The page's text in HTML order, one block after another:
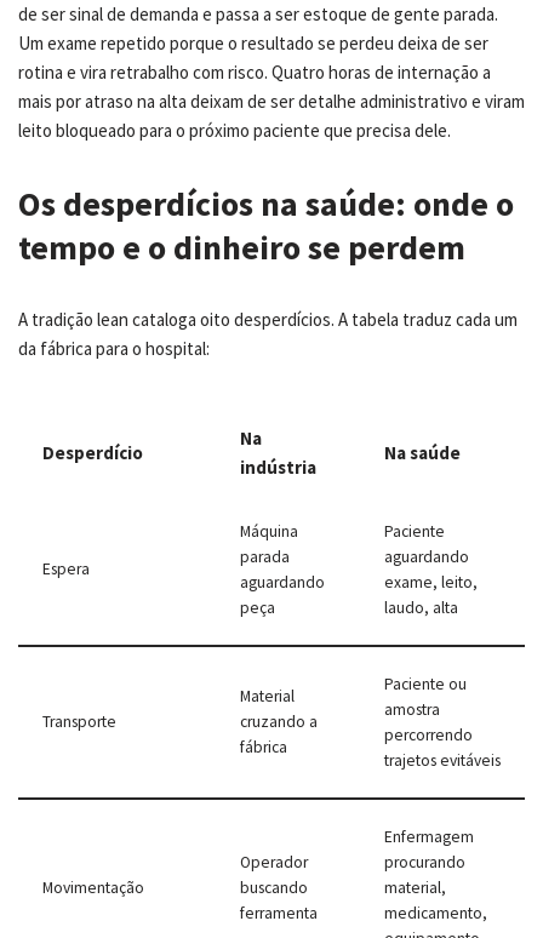
de ser sinal de demanda e passa a ser estoque de gente parada.
Um exame repetido porque o resultado se perdeu deixa de ser
rotina e vira retrabalho com risco. Quatro horas de internação a
mais por atraso na alta deixam de ser detalhe administrativo e viram
leito bloqueado para o próximo paciente que precisa dele.
Os desperdícios na saúde: onde o
tempo e o dinheiro se perdem
A tradição lean cataloga oito desperdícios. A tabela traduz cada um
da fábrica para o hospital:
Desperdício
Na
indústria
Na saúde
Espera
Máquina
parada
aguardando
peça
Paciente
aguardando
exame, leito,
laudo, alta
Transporte
Material
cruzando a
fábrica
Paciente ou
amostra
percorrendo
trajetos evitáveis
Movimentação
Operador
buscando
ferramenta
Enfermagem
procurando
material,
medicamento,